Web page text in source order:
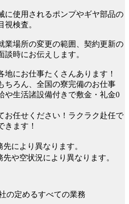
に使用されるポンプやギヤ部品の
視検査。
業場所の変更の範囲、契約更新の
談時にお伝えします。
にお仕事たくさんあります！
ちろん、全国の寮完備のお仕事
や生活諸設備付きで敷金・礼金0
お任せください！ラクラク赴任で
きます！
により異なります。
や空状況により異なります。
の定めるすべての業務